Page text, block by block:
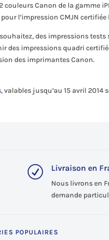
couleurs Canon de la gamme
l’impression CMJN certifiée
des impressions tests
des impressions quadri
des imprimantes Canon.
, valables jusqu’au 15 avril 2014
R Livraison en
Nous livrons en
demande
POPULAIRES